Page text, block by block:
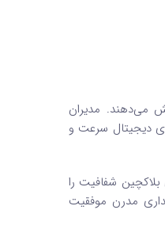
می‌دهند. مدیران
دیجیتال سرعت و
شفافیت را
مدرن موفقیت